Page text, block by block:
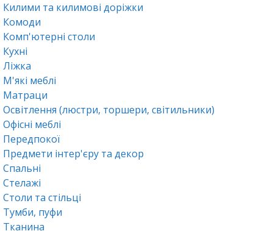
Килими та килимові доріжки
Комоди
Комп'ютерні столи
Кухні
Ліжка
М'які меблі
Матраци
Освітлення (люстри, торшери, світильники)
Офісні меблі
Передпокої
Предмети інтер'єру та декор
Спальні
Стелажі
Столи та стільці
Тумби, пуфи
Тканина